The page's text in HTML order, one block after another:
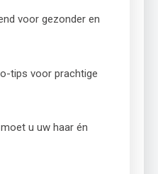
voor gezonder en
tips voor prachtige
u uw haar én